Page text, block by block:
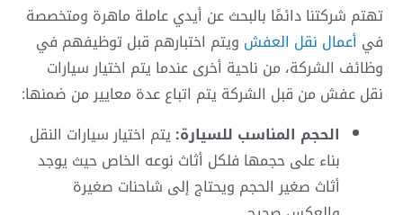
تهتم شركتنا دائمًا بالبحث عن أيدي عاملة ماهرة ومتخصصة
في أعمال نقل العفش ويتم اختبارهم قبل توظيفهم في
وظائف الشركة، من ناحية أخرى عندما يتم اختيار سيارات
نقل عفش من قبل الشركة يتم اتباع عدة معايير من ضمنها:
الحجم المناسب للسيارة:يتم اختيار سيارات النقل
بناء على حجمها فلكل أثاث نوعه الخاص حيث يوجد
أثاث صغير الحجم ويحتاج إلى شاحنات صغيرة